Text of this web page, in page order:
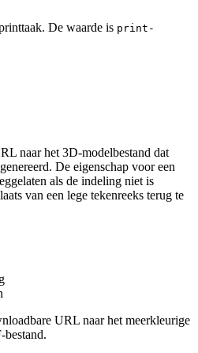
De waarde is print-
naar het 3D-modelbestand dat
De eigenschap voor een
als de indeling niet is
van een lege tekenreeks terug te
URL naar het meerkleurige
bestand.